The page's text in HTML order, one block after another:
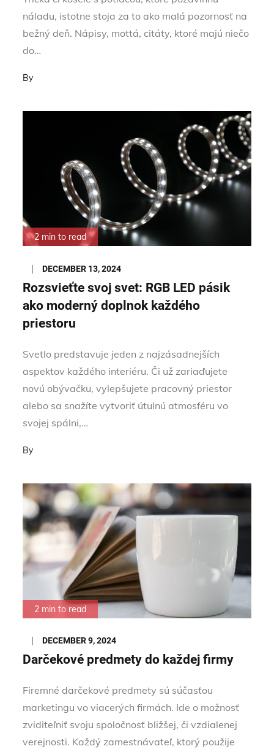
náladu, istotne stoja za to ako malá pozornosť na
bežný deň. Nápisy, mottá, citáty, ktoré majú niečo
do…
By
2 min to read
Posted
on
DECEMBER 13, 2024
Rozsvieťte svoj svet: RGB LED pásik
ako moderný doplnok každého
priestoru
Svetlo predstavuje jeden z najzásadnejších
aspektov každého interiéru. Či už zariaďujete
novú obývačku, vylepšujete pracovný priestor
alebo sa snažíte vytvoriť útulnú atmosféru vo
svojej spálni,…
By
2 min to read
Posted
on
DECEMBER 9, 2024
Darčekové predmety do každej firmy
Firemné darčekové predmety sú súčasťou
marketingu vo viacerých firmách. Ide o možnosť
zviditeľniť svoju spoločnosť bližšej, či vzdialenej
verejnosti. Každý zamestnávateľ, ktorý použije